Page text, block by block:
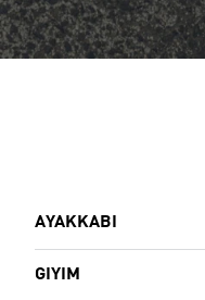
AYAKKABI
GIYIM